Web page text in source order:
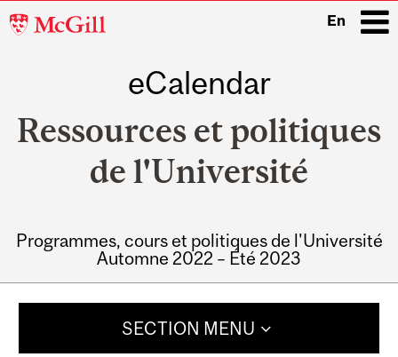
McGill
En
eCalendar
Ressources et politiques
de l'Université
Programmes, cours et politiques de l'Université
Automne 2022 – Été 2023
SECTION MENU